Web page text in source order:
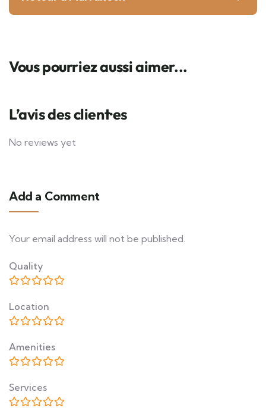
Vous pourriez aussi aimer...
L’avis des client·es
No reviews yet
Add a Comment
Your email address will not be published.
Quality
Location
Amenities
Services